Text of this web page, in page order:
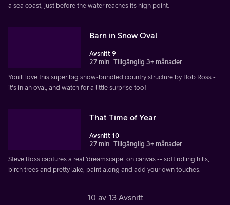
a sea coast, just before the water reaches its high point.
Barn in Snow Oval
Avsnitt 9
27 min Tillgänglig 3+ månader
You'll love this super big snow-bundled country structure by Bob Ross -
it's in an oval, and watch for a little surprise too!
That Time of Year
Avsnitt 10
27 min Tillgänglig 3+ månader
Steve Ross captures a real 'dreamscape' on canvas -- soft rolling hills,
birch trees and pretty lake; paint along and add your own touches.
10 av 13 Avsnitt